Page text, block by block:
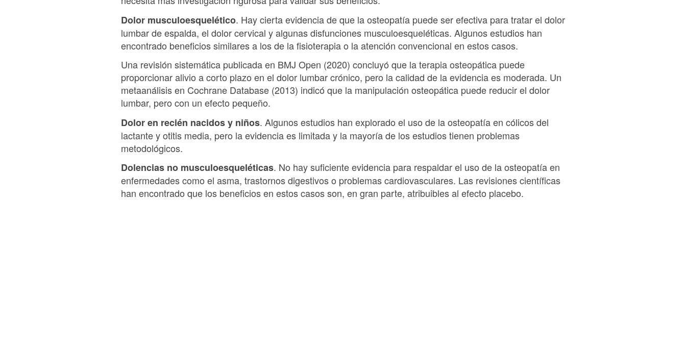
Dolor musculoesquelético. Hay cierta evidencia de que la osteopatía puede ser efectiva para tratar el dolor
lumbar de espalda, el dolor cervical y algunas disfunciones musculoesqueléticas. Algunos estudios han
encontrado beneficios similares a los de la fisioterapia o la atención convencional en estos casos.
Una revisión sistemática publicada en BMJ Open (2020) concluyó que la terapia osteopática puede
proporcionar alivio a corto plazo en el dolor lumbar crónico, pero la calidad de la evidencia es moderada. Un
metaanálisis en Cochrane Database (2013) indicó que la manipulación osteopática puede reducir el dolor
lumbar, pero con un efecto pequeño.
Dolor en recién nacidos y niños. Algunos estudios han explorado el uso de la osteopatía en cólicos del
lactante y otitis media, pero la evidencia es limitada y la mayoría de los estudios tienen problemas
metodológicos.
Dolencias no musculoesqueléticas. No hay suficiente evidencia para respaldar el uso de la osteopatía en
enfermedades como el asma, trastornos digestivos o problemas cardiovasculares. Las revisiones científicas
han encontrado que los beneficios en estos casos son, en gran parte, atribuibles al efecto placebo.